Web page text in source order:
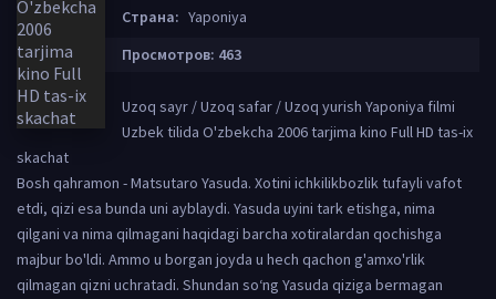
Страна: Yaponiya
Просмотров: 463
Uzoq sayr / Uzoq safar / Uzoq yurish Yaponiya filmi
Uzbek tilida O'zbekcha 2006 tarjima kino Full HD tas-ix
skachat
Bosh qahramon - Matsutaro Yasuda. Xotini ichkilikbozlik tufayli vafot
etdi, qizi esa bunda uni ayblaydi. Yasuda uyini tark etishga, nima
qilgani va nima qilmagani haqidagi barcha xotiralardan qochishga
majbur bo'ldi. Ammo u borgan joyda u hech qachon g'amxo'rlik
qilmagan qizni uchratadi. Shundan so‘ng Yasuda qiziga bermagan